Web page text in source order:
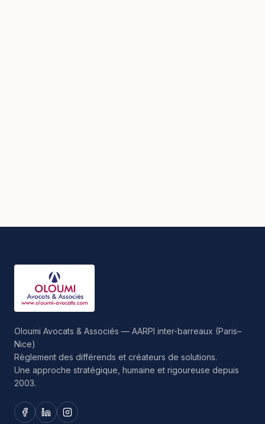
Oloumi Avocats & Associés — AARPI inter-barreaux (Paris–
Nice)
Règlement des différends et créateurs de solutions.
Une approche stratégique, humaine et rigoureuse depuis
2003.